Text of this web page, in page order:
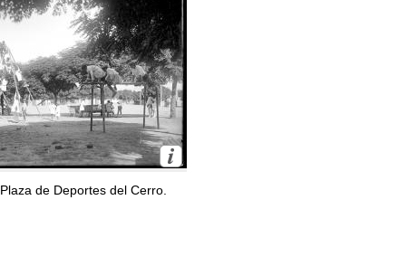
Plaza de Deportes del Cerro.